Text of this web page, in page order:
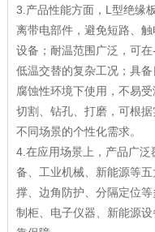
3.产品性能方面，L型绝缘
离带电部件，避免短路、
设备；耐温范围广泛，可
低温交替的复杂工况；具备
腐蚀性环境下使用，不易
切割、钻孔、打磨，可根
不同场景的个性化需求。
4.在应用场景上，产品广
备、工业机械、新能源等
撑、边角防护、分隔定位
制柜、电子仪器、新能源